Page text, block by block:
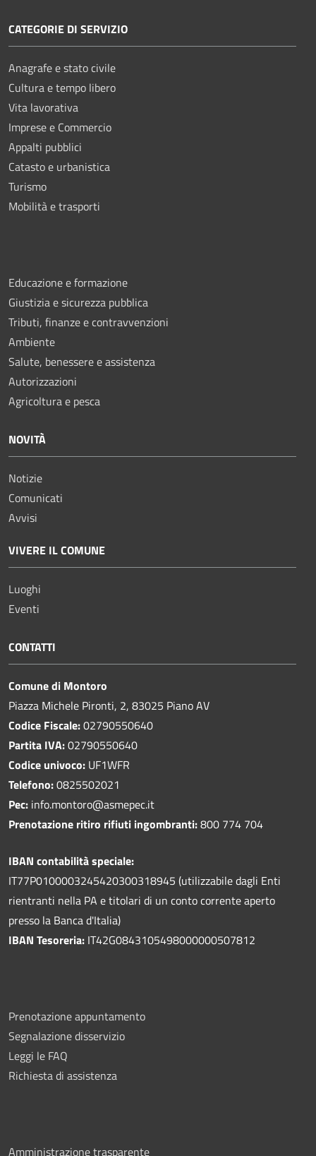
CATEGORIE DI SERVIZIO
Anagrafe e stato civile
Cultura e tempo libero
Vita lavorativa
Imprese e Commercio
Appalti pubblici
Catasto e urbanistica
Turismo
Mobilità e trasporti
Educazione e formazione
Giustizia e sicurezza pubblica
Tributi, finanze e contravvenzioni
Ambiente
Salute, benessere e assistenza
Autorizzazioni
Agricoltura e pesca
NOVITÀ
Notizie
Comunicati
Avvisi
VIVERE IL COMUNE
Luoghi
Eventi
CONTATTI
Comune di Montoro
Piazza Michele Pironti, 2, 83025 Piano AV
Codice Fiscale:02790550640
Partita IVA:02790550640
Codice univoco: UF1WFR
Telefono:0825502021
Pec: info.montoro@asmepec.it
Prenotazione ritiro rifiuti ingombranti:800 774 704
IBAN contabilità speciale:
IT77P0100003245420300318945 (utilizzabile dagli Enti
rientranti nella PA e titolari di un conto corrente aperto
presso la Banca d'Italia)
IBAN Tesoreria: IT42G0843105498000000507812
Prenotazione appuntamento
Segnalazione disservizio
Leggi le FAQ
Richiesta di assistenza
Amministrazione trasparente